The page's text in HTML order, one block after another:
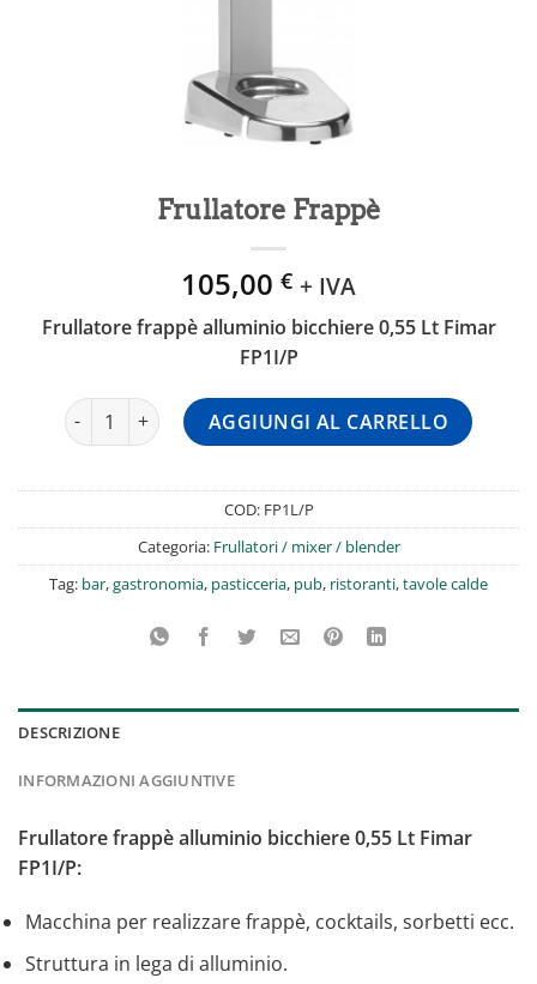
Frullatore Frappè
105,00 € + IVA
Frullatore frappè alluminio bicchiere 0,55 Lt Fimar
FP1I/P
Frullatore Frappè quantitàAGGIUNGI AL CARRELLO
COD: FP1L/P
Categoria: Frullatori / mixer / blender
Tag: bar,gastronomia, pasticceria, pub, ristoranti,tavole calde
DESCRIZIONE
INFORMAZIONI AGGIUNTIVE
Frullatore frappè alluminio bicchiere 0,55 Lt Fimar
FP1I/P:
Macchina per realizzare frappè, cocktails, sorbetti ecc.
Struttura in lega di alluminio.